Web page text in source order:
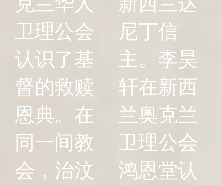
卫理公会
认识了基
督的救赎
恩典。在
同一间教
会，治汶
尼丁信
主。李昊
轩在新西
兰奥克兰
卫理公会
鸿恩堂认